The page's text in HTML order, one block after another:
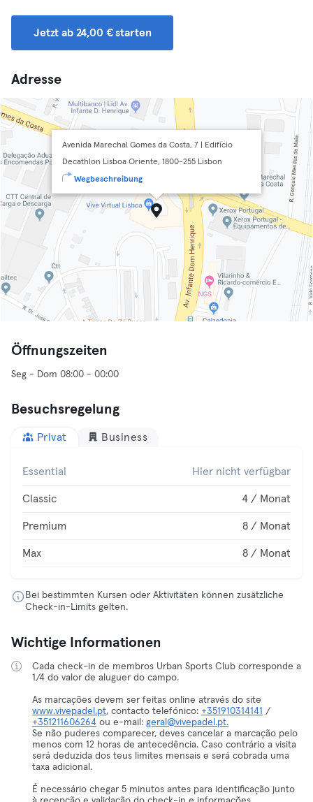
Jetzt ab 24,00 € starten
Adresse
Avenida Marechal Gomes da Costa, 7 | Edifício
Decathlon Lisboa Oriente, 1800-255 Lisbon
Wegbeschreibung
Öffnungszeiten
Seg - Dom 08:00 - 00:00
Besuchsregelung
Privat Business
Essential Hier nicht verfügbar
Classic 4 / Monat
Premium 8 / Monat
Max 8 / Monat
Bei bestimmten Kursen oder Aktivitäten können zusätzliche
Check-in-Limits gelten.
Wichtige Informationen
Cada check-in de membros Urban Sports Club corresponde a
1/4 do valor de aluguer do campo.
As marcações devem ser feitas online através do site
www.vivepadel.pt, contacto telefónico: +351910314141 /
+351211606264 ou e-mail: geral@vivepadel.pt.
Se não puderes comparecer, deves cancelar a marcação pelo
menos com 12 horas de antecedência. Caso contrário a visita
será deduzida dos teus limites mensais e será cobrada uma
taxa adicional.
É necessário chegar 5 minutos antes para identificação junto